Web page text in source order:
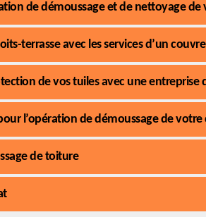
de démoussage et de nettoyage
terrasse avec les services d’un
de vos tuiles avec une
l’opération de démoussage de
de toiture